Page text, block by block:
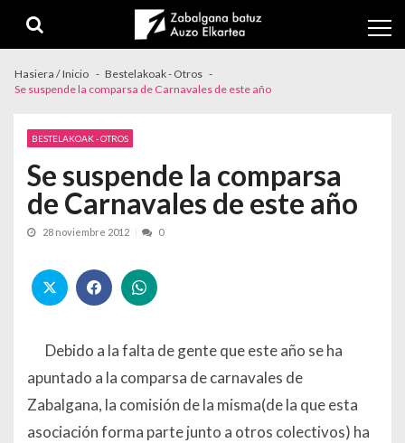
Hasiera / Inicio
Bestelakoak - Otros
Se suspende la comparsa de Carnavales de este año
BESTELAKOAK - OTROS
Se suspende la comparsa
de Carnavales de este año
28 noviembre 2012 0
Debido a la falta de gente que este año se ha
apuntado a la comparsa de carnavales de
Zabalgana, la comisión de la misma(de la que esta
asociación forma parte junto a otros colectivos) ha